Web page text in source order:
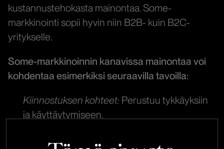
kustannustehokasta mainontaa. Some-
markkinointi sopii hyvin niin B2B- kuin B2C-
yritykselle.
Some-markkinoinnin kanavissa mainontaa voi
kohdentaa esimerkiksi seuraavilla tavoilla:
Kiinnostuksen kohteet: Perustuu tykkäyksiin
ja käyttäytymiseen.